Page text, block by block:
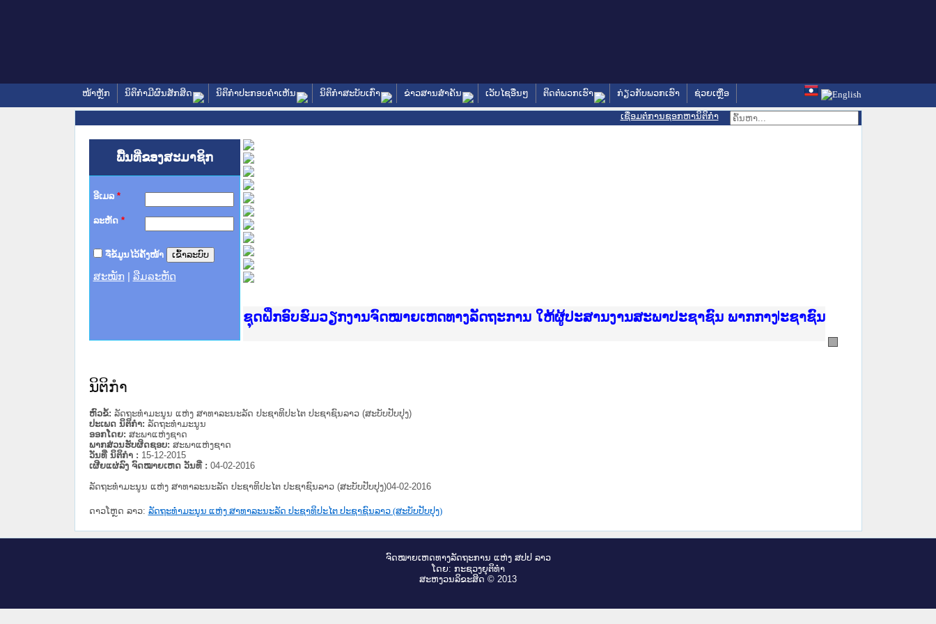
ໜ້າຫຼັກ ນິຕິກໍາມີຜົນສັກສິດ ນິຕິກໍາປະກອບຄໍາເຫັນ ນິຕິກໍາສະບັບເກົ່າ ຂ່າວສານສໍາຄັນ ເວັບໄຊອື່ນໆ ຕິດຕໍ່ພວກເຮົາ ກ່ຽວກັບພວກເຮົາ ຊ່ວຍເຫຼືອ
ເຊື່ອມຕໍ່ການຊອກຫານິຕິກຳ
ພື້ນທີ່ຂອງສະມາຊິກ
ອີເມລ *
ລະຫັດ *
ຈື່ຂໍ້ມູນໄວ້ຄັ້ງໜ້າ
ສະໝັກ ລືມລະຫັດ
Ministry of Justice Lao PDR
ເຜີຍແຜ່ວັບໄຊຈົດໝາຍເຫດທາງລັດຖະການ ແລະ ແອັບກົດໝາຍລາວ ທີ່ ສະຖາບັນຍຸຕິທຳແຫ່ງຊາດ
ກະຊວງຍຸຕິທຳ
ຊຸດຝຶກອົບຮົມວຽກງານຈົດໝາຍເຫດທາງລັດຖະການ ໃຫ້ຜູ້ປະສານງານສະພາປະຊາຊົນ ພາກເໜືອ
ກອງປະຊຸມທົບທວນຄືນການຈັດຕັ້ງປະຕິບັດວຽກງານຈົດໝາຍເຫດທາງລັດຖະການ
ຝຶກອົບຮົມ ຜູ່ປະສານງານວຽກງານຈົດໝາຍເຫດທາງລັດຖະການ ສຳລັບ ພາກກາງ
ຝຶກອົບຮົມ ຜູ່ປະສານງານວຽກງານຈົດໝາຍເຫດທາງລັດຖະການ ສຳລັບ ພາກໃຕ້
ເຜີຍແຜ່ແອັບກົດໝາຍລາວ ແລະ ເວັບໄຊຈົດໝາຍເຫດທາງລັດຖະການ ທີ່ ວິທະຍາຄານຕຳຫຼວດປະຊາຊົນ
ເຜີຍແຜ່ແອັບກົດໝາຍລາວ ແລະ ເວັບໄຊຈົດໝາຍເຫດທາງລັດຖະການ ທີ່ ວິທະຍາຄານສັນຕິບານປະຊາຊົນ
ຍົກລະດັບວຽກງານຈົດໝາຍເຫດທາງລັດຖະການໃຫ້ຜູ້ປະສານງານຂັ້ນແຂວງພາກເໜືອ
ຊຸດຝຶກອົບຮົມວຽກງານຈົດໝາຍເຫດທາງລັດຖະການ ໃຫ້ຜູ້ປະສານງານສະພາປະຊາຊົນ ພາກກາງ
ນິຕິກໍາ
ຫົວຂໍ້: ລັດຖະທຳມະນູນ ແຫ່ງ ສາທາລະນະລັດ ປະຊາທິປະໄຕ ປະຊາຊົນລາວ (ສະບັບປັບປຸງ)
ປະເພດ ນິຕິກໍາ: ລັດຖະທໍາມະນູນ
ອອກໂດຍ: ສະພາແຫ່ງຊາດ
ພາກສ່ວນຮັບຜິດຊອບ: ສະພາແຫ່ງຊາດ
ວັນທີ່ ນິຕິກໍາ : 15-12-2015
ເຜີຍແຜ່ລົງ ຈົດໝາຍເຫດ ວັນທີ່ : 04-02-2016
ລັດຖະທຳມະນູນ ແຫ່ງ ສາທາລະນະລັດ ປະຊາທິປະໄຕ ປະຊາຊົນລາວ (ສະບັບປັບປຸງ)04-02-2016
ດາວໂຫຼດ ລາວ: ລັດຖະທຳມະນູນ ແຫ່ງ ສາທາລະນະລັດ ປະຊາທິປະໄຕ ປະຊາຊົນລາວ (ສະບັບປັບປຸງ)
ຈົດ​ໝາຍ​ເຫດ​ທາງ​ລັດ​ຖະ​ການ ແຫ່ງ ສ​ປ​ປ ລາວ
ໂດຍ: ກະ​ຊວງຍຸ​ຕິ​ທຳ
ສະ​ຫງວນ​ລິ​ຂະ​ສິດ © 2013